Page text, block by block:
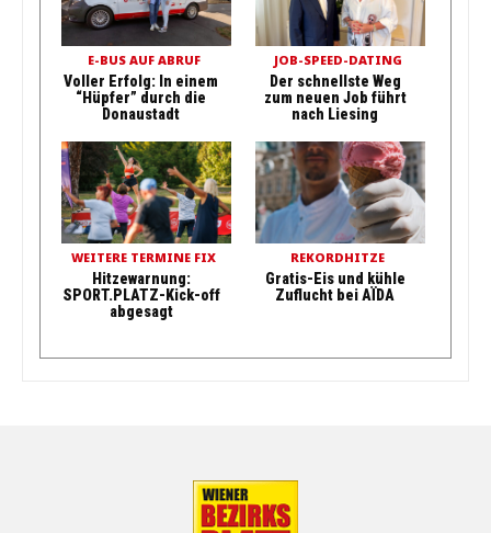
E-BUS AUF ABRUF
Voller Erfolg: In einem
“Hüpfer” durch die
Donaustadt
JOB-SPEED-DATING
Der schnellste Weg
zum neuen Job führt
nach Liesing
WEITERE TERMINE FIX
Hitzewarnung:
SPORT.PLATZ-Kick-off
abgesagt
REKORDHITZE
Gratis-Eis und kühle
Zuflucht bei AÏDA